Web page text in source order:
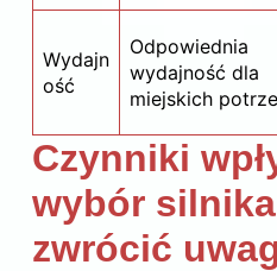
Wydajn
ość
Odpowiednia
wydajność dla
miejskich
Czynniki
wybór
zwrócić